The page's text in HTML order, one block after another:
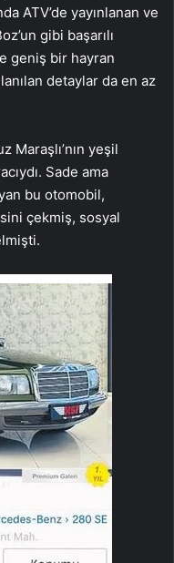
ATV’de yayınlanan ve
gibi başarılı
geniş bir hayran
detaylar da en az
Maraşlı’nın yeşil
Sade ama
bu otomobil,
çekmiş, sosyal